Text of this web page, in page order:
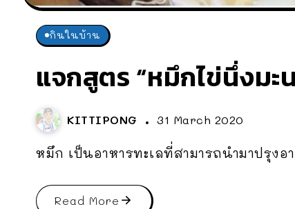
กินในบ้าน
แจกสูตร “หมึกไข่นึ่งมะ
KITTIPONG 31 March 2020
หมึก เป็นอาหารทะเลที่สามารถนำมาปรุงอ
Read More